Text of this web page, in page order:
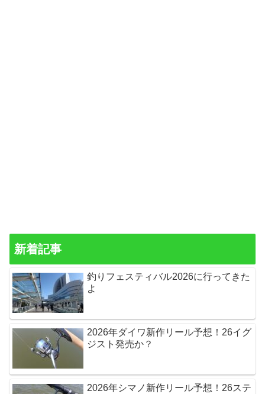
新着記事
釣りフェスティバル2026に行ってきた
よ
2026年ダイワ新作リール予想！26イグ
ジスト発売か？
2026年シマノ新作リール予想！26ステ